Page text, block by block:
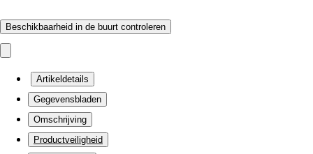
Beschikbaarheid in de buurt controleren
Artikeldetails
Gegevensbladen
Omschrijving
Productveiligheid